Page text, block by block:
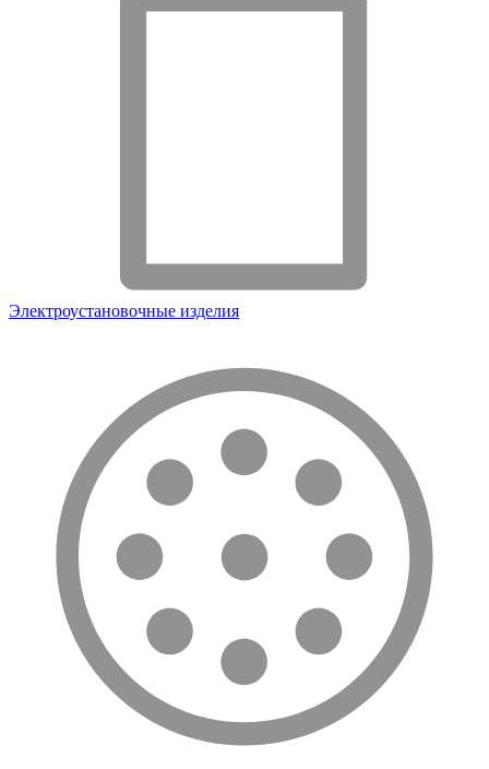
Электроустановочные изделия